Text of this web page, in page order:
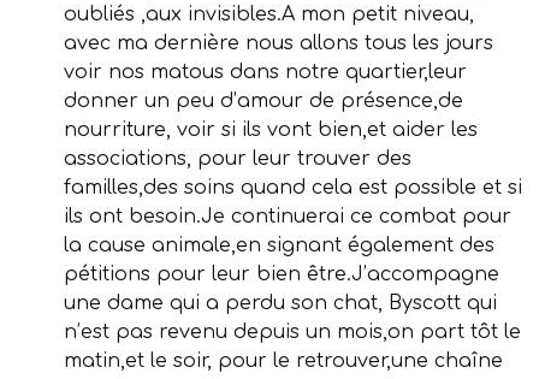
oubliés ,aux invisibles.A mon petit niveau,
avec ma dernière nous allons tous les jours
voir nos matous dans notre quartier,leur
donner un peu d’amour de présence,de
nourriture, voir si ils vont bien,et aider les
associations, pour leur trouver des
familles,des soins quand cela est possible et si
ils ont besoin.Je continuerai ce combat pour
la cause animale,en signant également des
pétitions pour leur bien être.J’accompagne
une dame qui a perdu son chat, Byscott qui
n’est pas revenu depuis un mois,on part tôt le
matin,et le soir, pour le retrouver,une chaîne